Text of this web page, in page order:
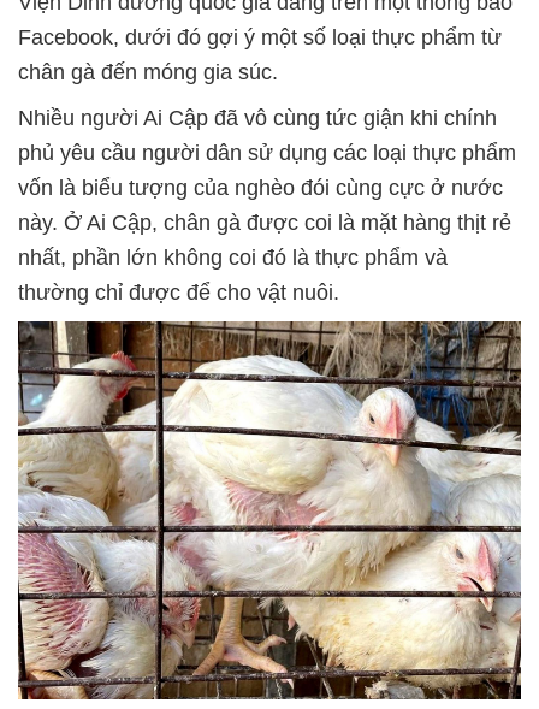
Facebook, dưới đó gợi ý một số loại thực phẩm từ
chân gà đến móng gia súc.
Nhiều người Ai Cập đã vô cùng tức giận khi chính
phủ yêu cầu người dân sử dụng các loại thực phẩm
vốn là biểu tượng của nghèo đói cùng cực ở nước
này. Ở Ai Cập, chân gà được coi là mặt hàng thịt rẻ
nhất, phần lớn không coi đó là thực phẩm và
thường chỉ được để cho vật nuôi.